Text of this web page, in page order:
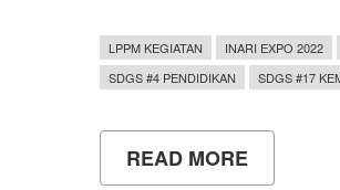
LPPM KEGIATAN INARI EXPO 2022
SDGS #4 PENDIDIKAN
SDGS #17
READ MORE
PUSAT